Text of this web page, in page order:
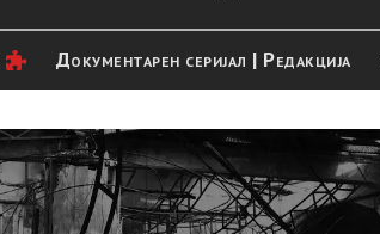
Документарен серијал | Редакција